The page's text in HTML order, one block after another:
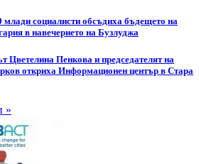
млади социалисти обсъдиха бъдещето на
в навечерието на Бузлуджа
Цветелина Пенкова и председателят на
откриха Информационен център в Стара
»